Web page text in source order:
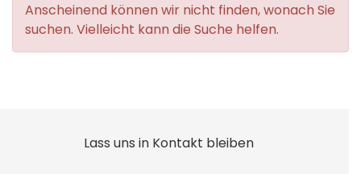
Anscheinend können wir nicht finden, wonach Sie
suchen. Vielleicht kann die Suche helfen.
Lass uns in Kontakt bleiben